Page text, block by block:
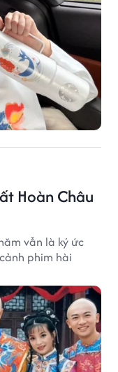
Hoàn Châu
vẫn là ký ức
phim hài